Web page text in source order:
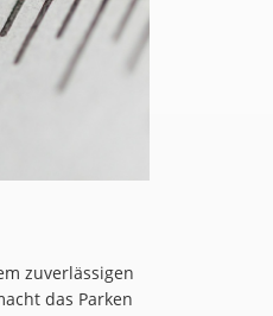
zuverlässigen
das Parken